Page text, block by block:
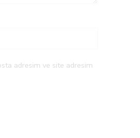
adresim ve site adresim